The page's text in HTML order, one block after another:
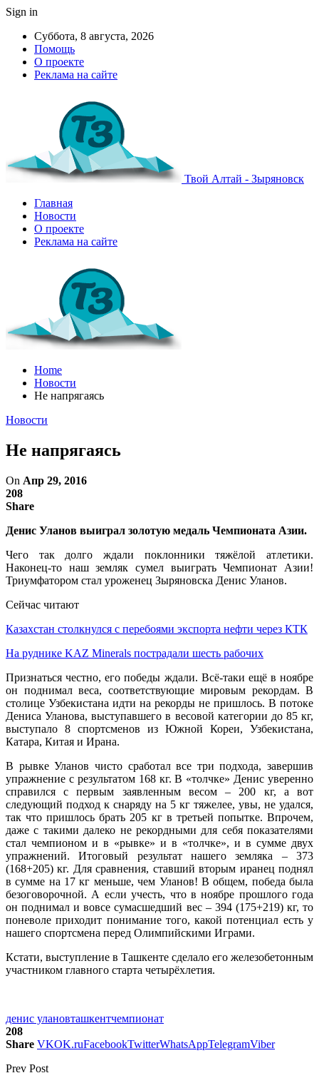
Sign in
Суббота, 8 августа, 2026
Помощь
О проекте
Реклама на сайте
Твой Алтай - Зыряновск
Главная
Новости
О проекте
Реклама на сайте
Home
Новости
Не напрягаясь
Новости
Не напрягаясь
On Апр 29, 2016
208
Share
Денис Уланов выиграл золотую медаль Чемпионата Азии.
Чего так долго ждали поклонники тяжёлой атлетики.
Наконец-то наш земляк сумел выиграть Чемпионат Азии!
Триумфатором стал уроженец Зыряновска Денис Уланов.
Сейчас читают
Казахстан столкнулся с перебоями экспорта нефти через КТК
На руднике KAZ Minerals пострадали шесть рабочих
Признаться честно, его победы ждали. Всё-таки ещё в ноябре
он поднимал веса, соответствующие мировым рекордам. В
столице Узбекистана идти на рекорды не пришлось. В потоке
Дениса Уланова, выступавшего в весовой категории до 85 кг,
выступало 8 спортсменов из Южной Кореи, Узбекистана,
Катара, Китая и Ирана.
В рывке Уланов чисто сработал все три подхода, завершив
упражнение с результатом 168 кг. В «толчке» Денис уверенно
справился с первым заявленным весом – 200 кг, а вот
следующий подход к снаряду на 5 кг тяжелее, увы, не удался,
так что пришлось брать 205 кг в третьей попытке. Впрочем,
даже с такими далеко не рекордными для себя показателями
стал чемпионом и в «рывке» и в «толчке», и в сумме двух
упражнений. Итоговый результат нашего земляка – 373
(168+205) кг. Для сравнения, ставший вторым иранец поднял
в сумме на 17 кг меньше, чем Уланов! В общем, победа была
безоговорочной. А если учесть, что в ноябре прошлого года
он поднимал и вовсе сумасшедший вес – 394 (175+219) кг, то
поневоле приходит понимание того, какой потенциал есть у
нашего спортсмена перед Олимпийскими Играми.
Кстати, выступление в Ташкенте сделало его железобетонным
участником главного старта четырёхлетия.
денис улановташкентчемпионат
208
Share VKOK.ruFacebookTwitterWhatsAppTelegramViber
Prev Post